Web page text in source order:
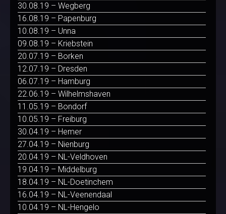
30.08.19 – Wegberg
16.08.19 – Papenburg
10.08.19 – Unna
09.08.19 – Kriebstein
20.07.19 – Borken
12.07.19 – Dresden
06.07.19 – Hamburg
22.06.19 – Wilhelmshaven
11.05.19 – Bondorf
10.05.19 – Freiburg
30.04.19 – Hemer
27.04.19 – Nienburg
20.04.19 – NL-Veldhoven
19.04.19 – Middelburg
18.04.19 – NL-Doetinchem
16.04.19 – NL-Veenendaal
10.04.19 – NL-Hengelo